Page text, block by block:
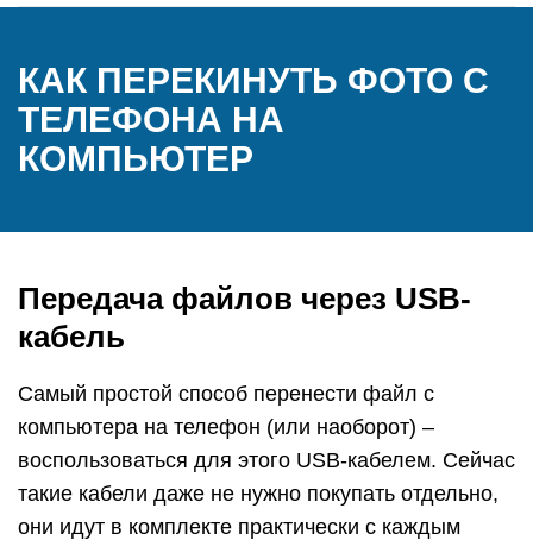
КАК ПЕРЕКИНУТЬ ФОТО С
ТЕЛЕФОНА НА
КОМПЬЮТЕР
Передача файлов через USB-
кабель
Самый простой способ перенести файл с
компьютера на телефон (или наоборот) –
воспользоваться для этого USB-кабелем. Сейчас
такие кабели даже не нужно покупать отдельно,
они идут в комплекте практически с каждым